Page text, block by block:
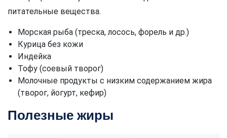
питательные вещества.
Морская рыба (треска, лосось, форель и др.)
Курица без кожи
Индейка
Тофу (соевый творог)
Молочные продукты с низким содержанием жира
(творог, йогурт, кефир)
Полезные жиры